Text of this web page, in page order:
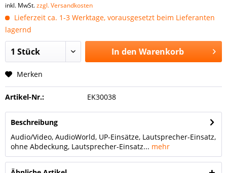
inkl. MwSt.zzgl. Versandkosten
Lieferzeit ca. 1-3 Werktage, vorausgesetzt beim Lieferanten
lagernd
In den Warenkorb
Merken
Artikel-Nr.: EK30038
Beschreibung
Audio/Video, AudioWorld, UP-Einsätze, Lautsprecher-Einsatz,
ohne Abdeckung, Lautsprecher-Einsatz... mehr